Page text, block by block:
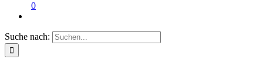
0
Suche nach: